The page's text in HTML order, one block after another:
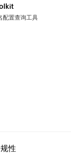
配置查询工具
性